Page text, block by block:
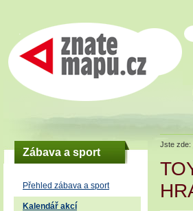
Znatemapu.cz - turistický portál
okresu Šumperk
Zábava a sport
Přehled zábava a sport
Kalendář akcí
Jste zde: